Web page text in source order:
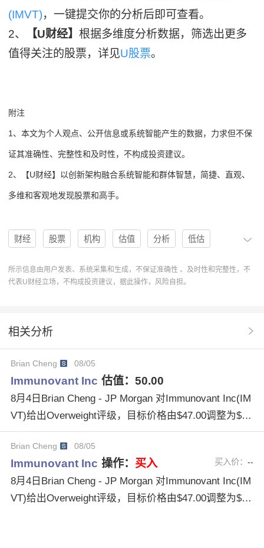
(IMVT)，一键提交你的分析后即可查看。
2、
【U财经】根据多维度分析数据，筛选出更多
值得关注的股票，详见U股票。
附注
1、本文为个人观点、公开信息或系统智能产生的数据，力求但不保
证其准确性、完整性和及时性，不构成投资建议。
2、【U财经】以创新架构融合系统智能和群体智慧，简捷、直观、
多维和客观地发现股票和高手。
财经 股票 机构 估值 分析 低估
目标价 U股票 协作 分析系统 合理估值
中立评级
所示信息由用户发表、系统采集和生成，不保证准确性 、及时性和完整性，不
代表U财经立场，不构成投资建议，据此操作，风险自担。
相关分析
Brian Cheng 08/05
Immunovant Inc 估值： 50.00
8月4日Brian Cheng - JP Morgan 对Immunovant Inc(IM
VT)给出Overweight评级，目标价格由$47.00调整为$5
0.00。
Brian Cheng 08/05
Immunovant Inc 操作： 买入 买入价：--
8月4日Brian Cheng - JP Morgan 对Immunovant Inc(IM
VT)给出Overweight评级，目标价格由$47.00调整为$5